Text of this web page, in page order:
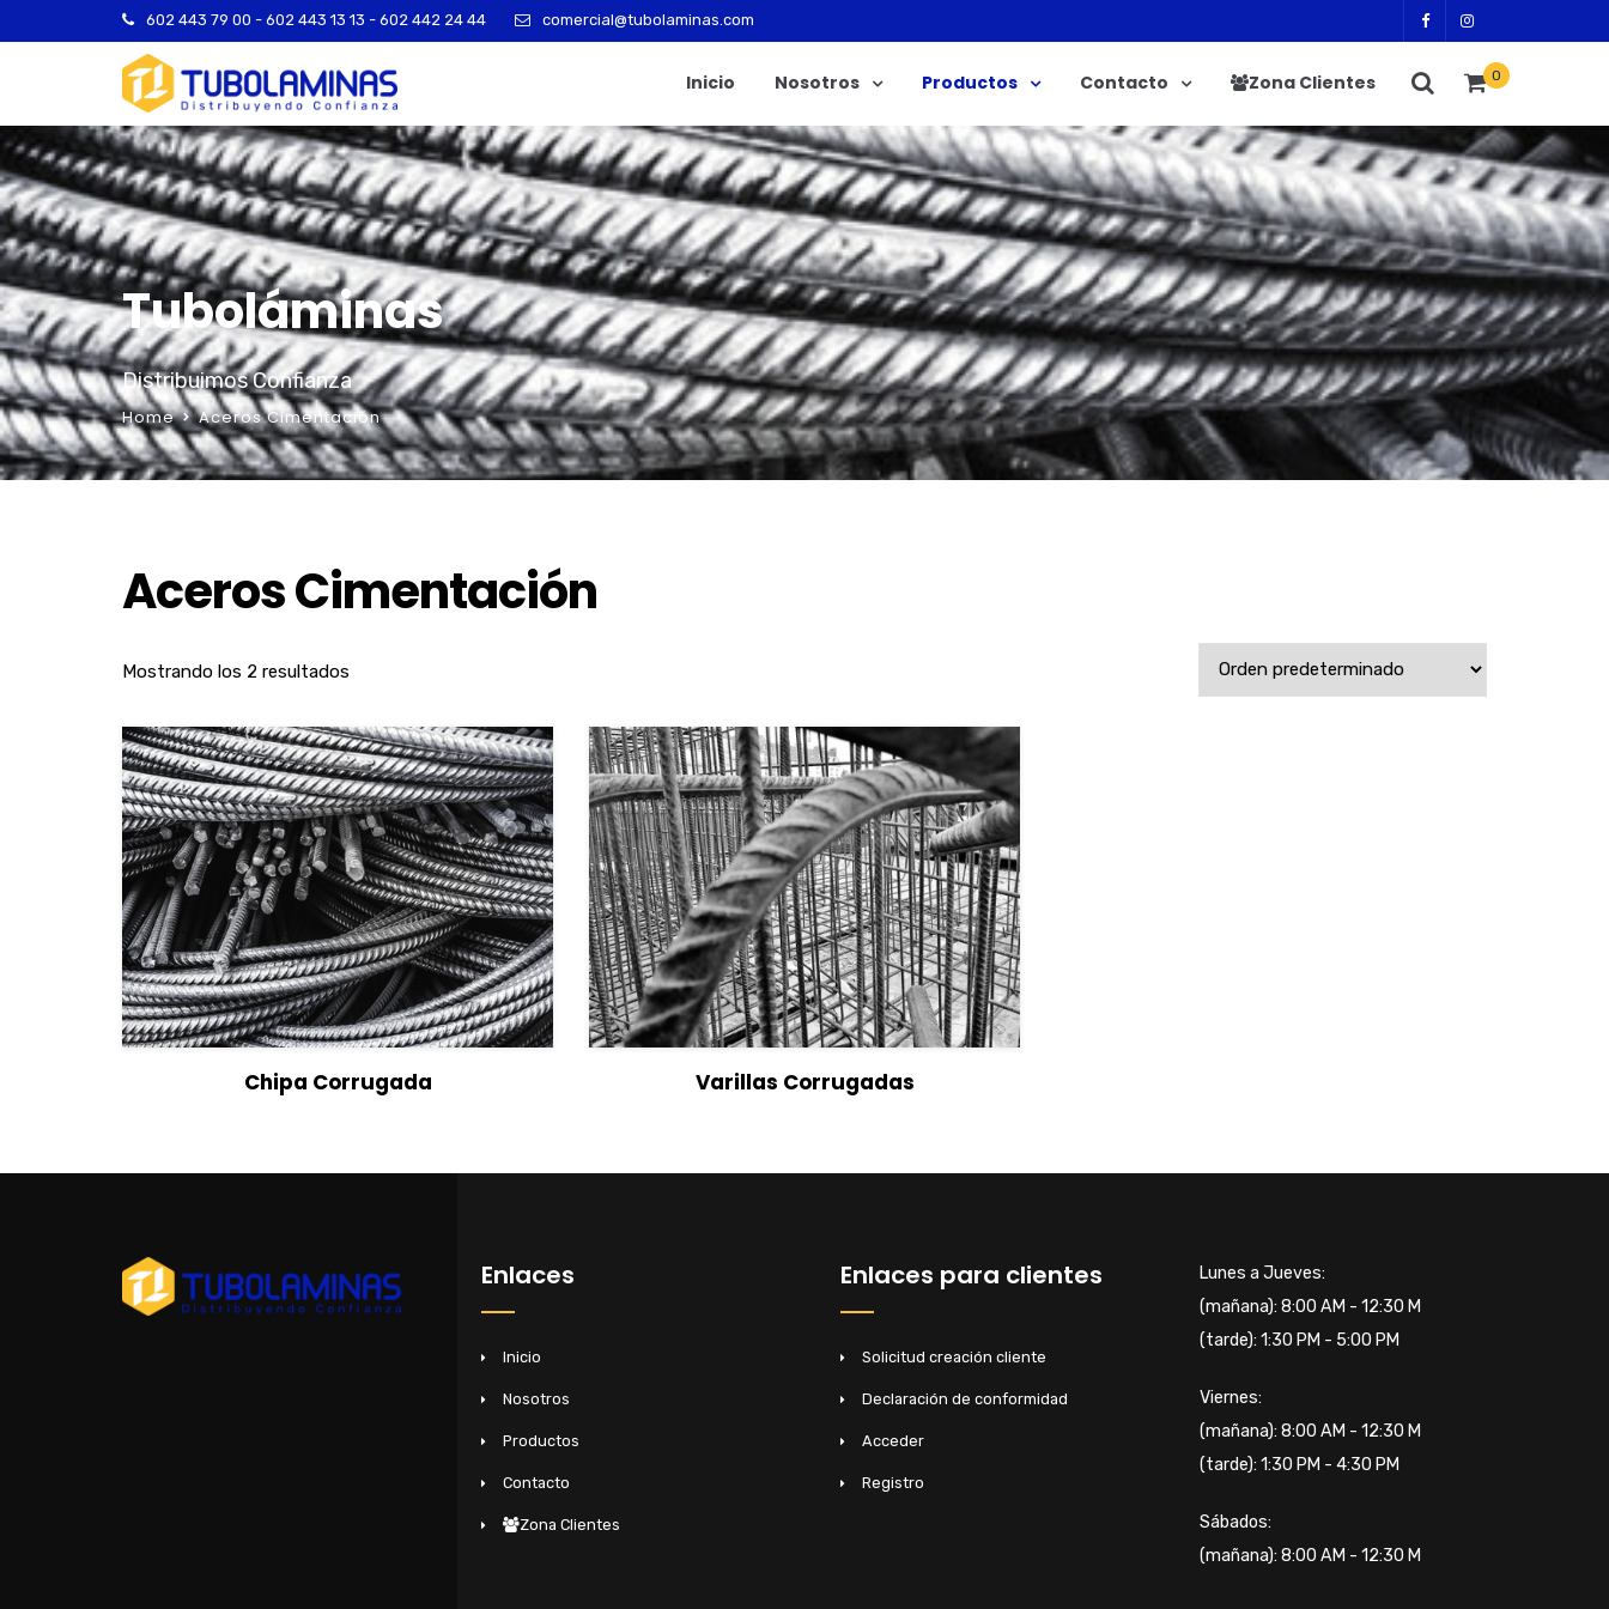
602 443 79 00 - 602 443 13 13 - 602 442 24 44 comercial@tubolaminas.com
0
Inicio Nosotros Productos Contacto Zona Clientes
Tuboláminas
Distribuimos Confianza
Home Aceros Cimentación
Aceros Cimentación
Mostrando los 2 resultados
View Details Seleccionar opciones
Chipa Corrugada View Details Seleccionar opciones
Varillas Corrugadas
Enlaces
Inicio
Nosotros
Productos
Contacto
Zona Clientes
Enlaces para clientes
Solicitud creación cliente
Declaración de conformidad
Acceder
Registro
Lunes a Jueves:
(mañana): 8:00 AM - 12:30 M
(tarde): 1:30 PM - 5:00 PM
Viernes:
(mañana): 8:00 AM - 12:30 M
(tarde): 1:30 PM - 4:30 PM
Sábados:
(mañana): 8:00 AM - 12:30 M